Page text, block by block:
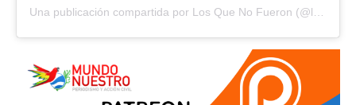
Una publicación compartida por Los Que No Fueron (@losquenofueron)